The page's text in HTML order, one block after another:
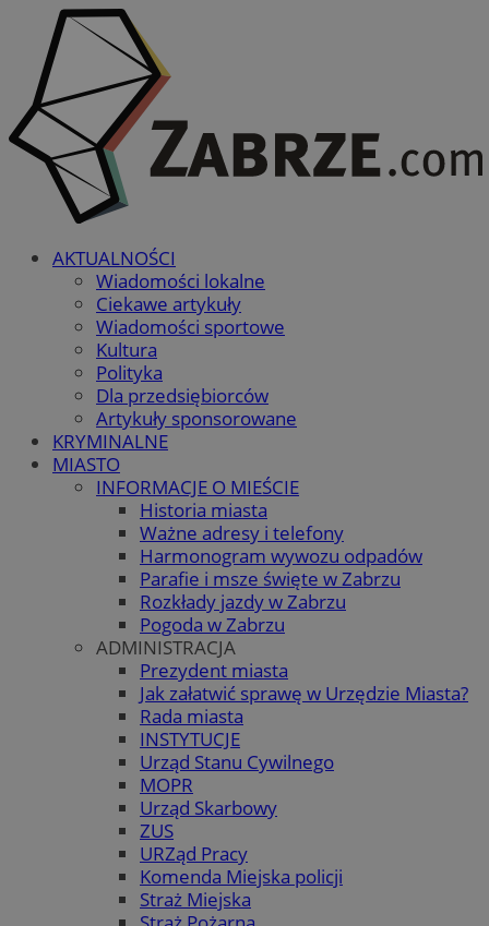
AKTUALNOŚCI
Wiadomości lokalne
Ciekawe artykuły
Wiadomości sportowe
Kultura
Polityka
Dla przedsiębiorców
Artykuły sponsorowane
KRYMINALNE
MIASTO
INFORMACJE O MIEŚCIE
Historia miasta
Ważne adresy i telefony
Harmonogram wywozu odpadów
Parafie i msze święte w Zabrzu
Rozkłady jazdy w Zabrzu
Pogoda w Zabrzu
ADMINISTRACJA
Prezydent miasta
Jak załatwić sprawę w Urzędzie Miasta?
Rada miasta
INSTYTUCJE
Urząd Stanu Cywilnego
MOPR
Urząd Skarbowy
ZUS
URZąd Pracy
Komenda Miejska policji
Straż Miejska